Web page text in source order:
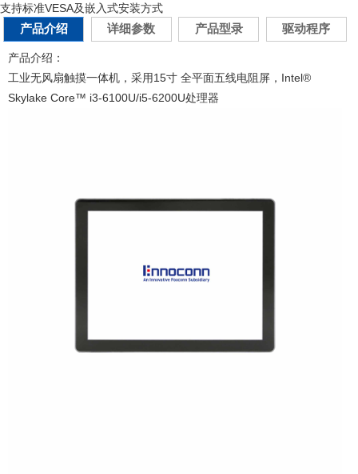
支持标准VESA及嵌入式安装方式
产品介绍
详细参数 产品型录 驱动程序
产品介绍：
工业无风扇触摸一体机，采用15寸 全平面五线电阻屏，Intel®
Skylake Core™ i3-6100U/i5-6200U处理器